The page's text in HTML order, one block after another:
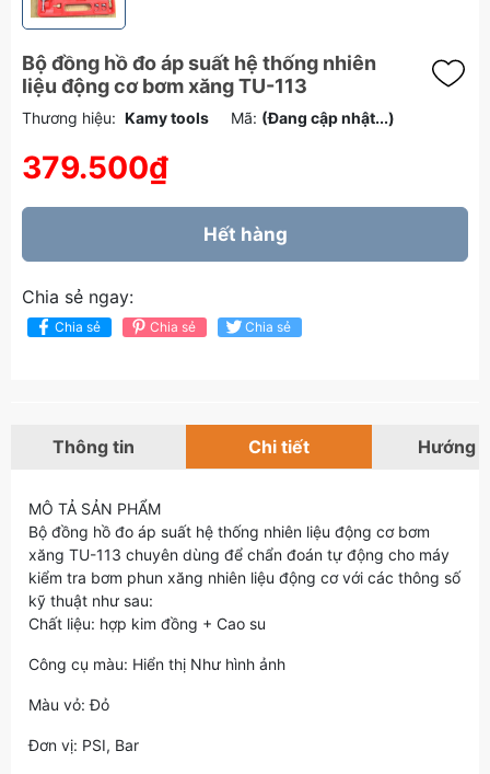
Bộ đồng hồ đo áp suất hệ thống nhiên
liệu động cơ bơm xăng TU-113
Thương hiệu: Kamy tools Mã: (Đang cập nhật...)
379.500₫
Hết hàng
Chia sẻ ngay:
Chia sẻ Chia sẻ Chia sẻ
Thông tin Chi tiết Hướng
MÔ TẢ SẢN PHẨM
Bộ đồng hồ đo áp suất hệ thống nhiên liệu động cơ bơm
xăng TU-113 chuyên dùng để chẩn đoán tự động cho máy
kiểm tra bơm phun xăng nhiên liệu động cơ với các thông số
kỹ thuật như sau:
Chất liệu: hợp kim đồng + Cao su
Công cụ màu: Hiển thị Như hình ảnh
Màu vỏ: Đỏ
Đơn vị: PSI, Bar